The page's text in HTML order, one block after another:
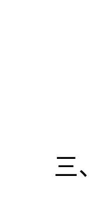
三